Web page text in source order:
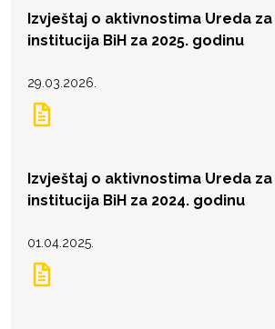
Izvještaj o aktivnostima Ureda
institucija BiH za 2025. godinu
29.03.2026.
Izvještaj o aktivnostima Ureda
institucija BiH za 2024. godinu
01.04.2025.